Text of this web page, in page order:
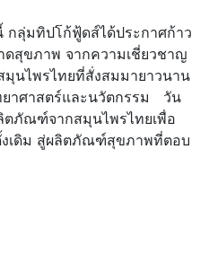
กลุ่มทิปโก้ฟู้ดส์ได้ประกาศก้าว
สุขภาพ จากความเชี่ยวชาญ
นไพรไทยที่สั่งสมมายาวนาน
ยาศาสตร์และนวัตกรรม วัน
ตภัณฑ์จากสมุนไพรไทยเพื่อ
เดิม สู่ผลิตภัณฑ์สุขภาพที่ตอบ